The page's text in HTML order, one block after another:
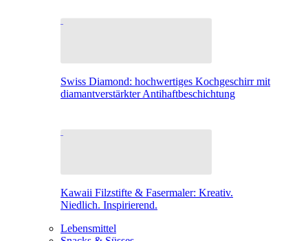
Swiss Diamond: hochwertiges Kochgeschirr mit
diamantverstärkter Antihaftbeschichtung
Kawaii Filzstifte & Fasermaler: Kreativ.
Niedlich. Inspirierend.
Lebensmittel